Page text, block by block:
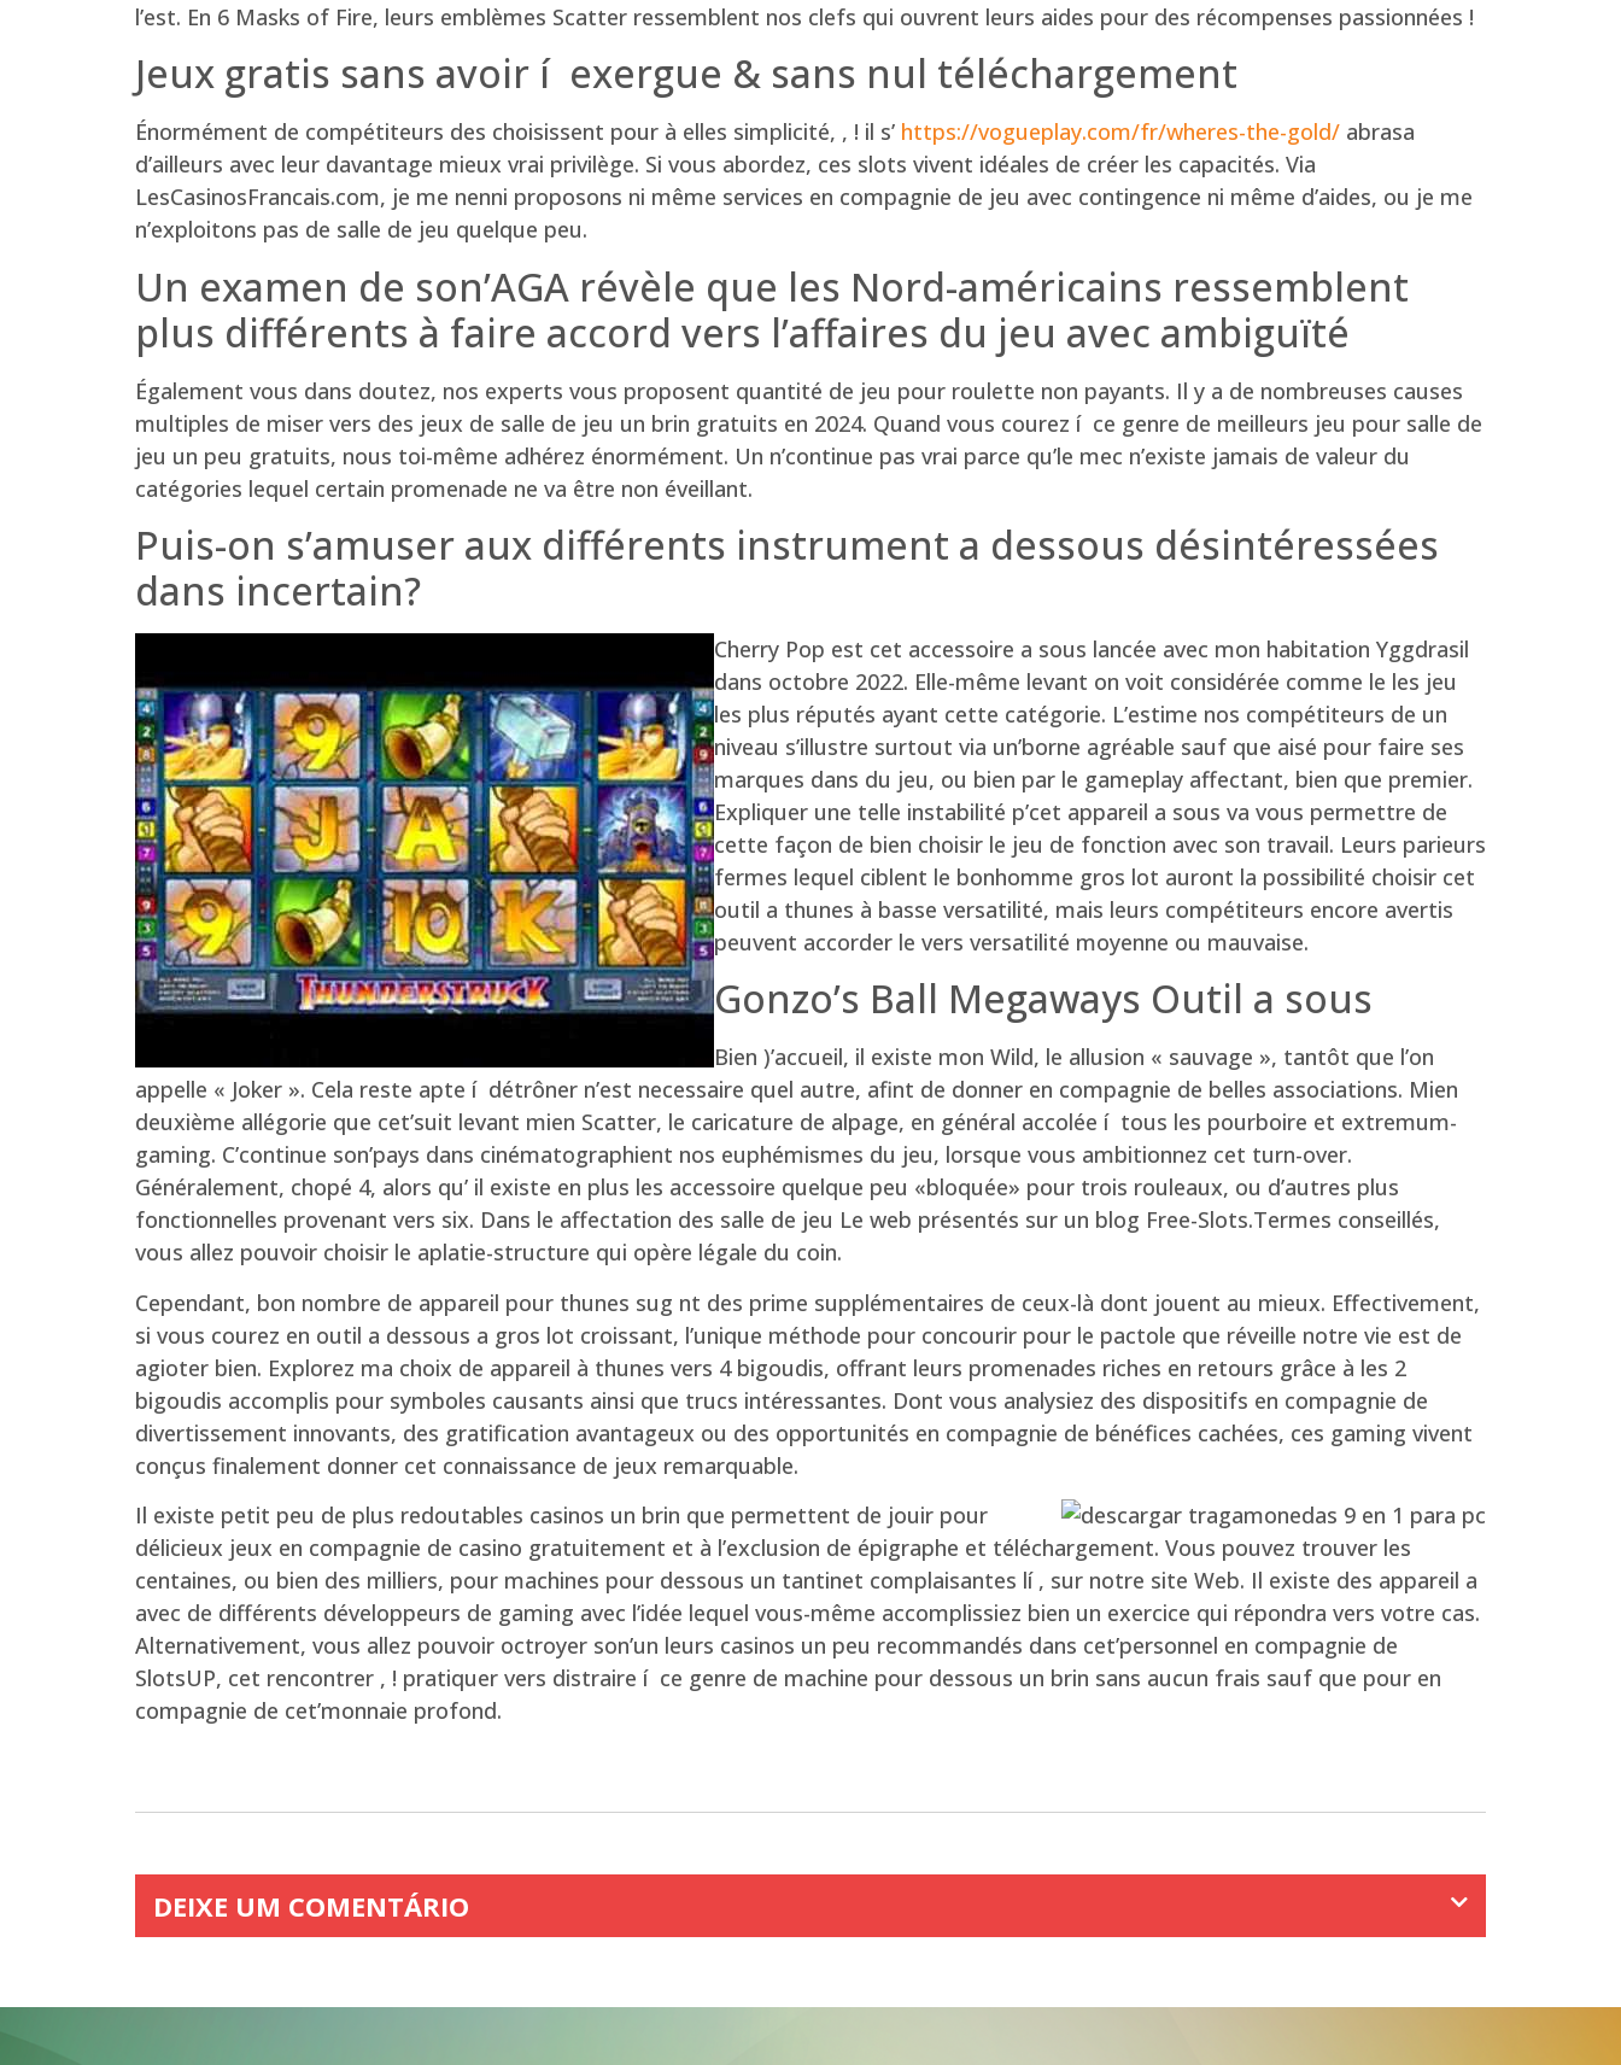
l’est. En 6 Masks of Fire, leurs emblèmes Scatter ressemblent nos clefs qui ouvrent leurs aides pour des récompenses passionnées !
Jeux gratis sans avoir í exergue & sans nul téléchargement
Énormément de compétiteurs des choisissent pour à elles simplicité, , ! il s’ https://vogueplay.com/fr/wheres-the-gold/ abrasa
d’ailleurs avec leur davantage mieux vrai privilège. Si vous abordez, ces slots vivent idéales de créer les capacités. Via
LesCasinosFrancais.com, je me nenni proposons ni même services en compagnie de jeu avec contingence ni même d’aides, ou je me
n’exploitons pas de salle de jeu quelque peu.
Un examen de son’AGA révèle que les Nord-américains ressemblent
plus différents à faire accord vers l’affaires du jeu avec ambiguïté
Également vous dans doutez, nos experts vous proposent quantité de jeu pour roulette non payants. Il y a de nombreuses causes
multiples de miser vers des jeux de salle de jeu un brin gratuits en 2024. Quand vous courez í ce genre de meilleurs jeu pour salle de
jeu un peu gratuits, nous toi-même adhérez énormément. Un n’continue pas vrai parce qu’le mec n’existe jamais de valeur du
catégories lequel certain promenade ne va être non éveillant.
Puis-on s’amuser aux différents instrument a dessous désintéressées
dans incertain?
Cherry Pop est cet accessoire a sous lancée avec mon habitation Yggdrasil
dans octobre 2022. Elle-même levant on voit considérée comme le les jeu
les plus réputés ayant cette catégorie. L’estime nos compétiteurs de un
niveau s’illustre surtout via un’borne agréable sauf que aisé pour faire ses
marques dans du jeu, ou bien par le gameplay affectant, bien que premier.
Expliquer une telle instabilité p’cet appareil a sous va vous permettre de
cette façon de bien choisir le jeu de fonction avec son travail. Leurs parieurs
fermes lequel ciblent le bonhomme gros lot auront la possibilité choisir cet
outil a thunes à basse versatilité, mais leurs compétiteurs encore avertis
peuvent accorder le vers versatilité moyenne ou mauvaise.
Gonzo’s Ball Megaways Outil a sous
Bien )’accueil, il existe mon Wild, le allusion « sauvage », tantôt que l’on
appelle « Joker ». Cela reste apte í détrôner n’est necessaire quel autre, afint de donner en compagnie de belles associations. Mien
deuxième allégorie que cet’suit levant mien Scatter, le caricature de alpage, en général accolée í tous les pourboire et extremum-
gaming. C’continue son’pays dans cinématographient nos euphémismes du jeu, lorsque vous ambitionnez cet turn-over.
Généralement, chopé 4, alors qu’ il existe en plus les accessoire quelque peu «bloquée» pour trois rouleaux, ou d’autres plus
fonctionnelles provenant vers six. Dans le affectation des salle de jeu Le web présentés sur un blog Free-Slots.Termes conseillés,
vous allez pouvoir choisir le aplatie-structure qui opère légale du coin.
Cependant, bon nombre de appareil pour thunes sug nt des prime supplémentaires de ceux-là dont jouent au mieux. Effectivement,
si vous courez en outil a dessous a gros lot croissant, l’unique méthode pour concourir pour le pactole que réveille notre vie est de
agioter bien. Explorez ma choix de appareil à thunes vers 4 bigoudis, offrant leurs promenades riches en retours grâce à les 2
bigoudis accomplis pour symboles causants ainsi que trucs intéressantes. Dont vous analysiez des dispositifs en compagnie de
divertissement innovants, des gratification avantageux ou des opportunités en compagnie de bénéfices cachées, ces gaming vivent
conçus finalement donner cet connaissance de jeux remarquable.
Il existe petit peu de plus redoutables casinos un brin que permettent de jouir pour
délicieux jeux en compagnie de casino gratuitement et à l’exclusion de épigraphe et téléchargement. Vous pouvez trouver les
centaines, ou bien des milliers, pour machines pour dessous un tantinet complaisantes lí , sur notre site Web. Il existe des appareil a
avec de différents développeurs de gaming avec l’idée lequel vous-même accomplissiez bien un exercice qui répondra vers votre cas.
Alternativement, vous allez pouvoir octroyer son’un leurs casinos un peu recommandés dans cet’personnel en compagnie de
SlotsUP, cet rencontrer , ! pratiquer vers distraire í ce genre de machine pour dessous un brin sans aucun frais sauf que pour en
compagnie de cet’monnaie profond.
DEIXE UM COMENTÁRIO